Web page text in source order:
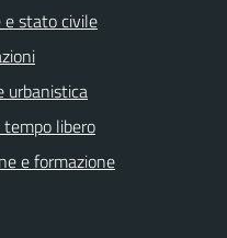
e stato civile
urbanistica
libero
e formazione